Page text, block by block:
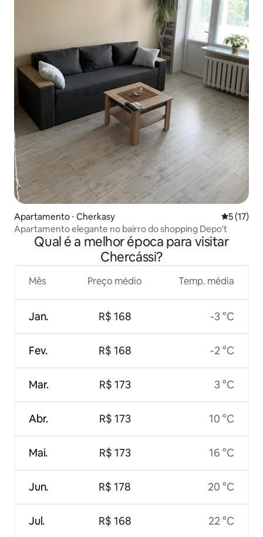
Apartamento ⋅ Cherkasy 5 de uma
5 (17)
Apartamento elegante no bairro do shopping Depo't
Qual é a melhor época para visitar
Chercássi?
Mês
Jan.
Fev.
Mar.
Abr.
Mai.
Jun.
Jul.
Preço médio
R$ 168
R$ 168
R$ 173
R$ 173
R$ 173
R$ 178
R$ 168
Temp. média
-3 °C
-2 °C
3 °C
10 °C
16 °C
20 °C
22 °C